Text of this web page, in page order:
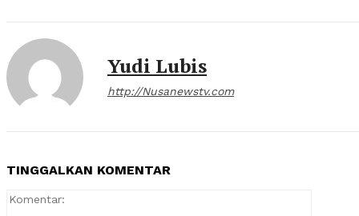
Yudi Lubis
http://Nusanewstv.com
TINGGALKAN KOMENTAR